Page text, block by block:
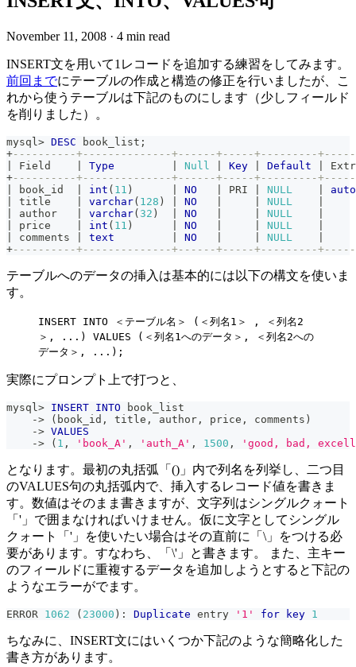
November 11, 2008 · 4 min read
INSERT文を用いて1レコードを追加する練習をしてみます。
前回までにテーブルの作成と構造の修正を行いましたが、こ
れから使うテーブルは下記のものにします（少しフィールド
を削りました）。
mysql> DESC book_list ;
+----------+--------------+------+-----+---------
Field Type Null Key Default
+----------+--------------+------+-----+---------
book_id int ( 11 ) NO PRI NULL
title varchar( 128 ) NO NULL
author varchar( 32 ) NO NULL
price int ( 11 ) NO NULL
comments text NO NULL
+----------+--------------+------+-----+---------
テーブルへのデータの挿入は基本的には以下の構文を使いま
す。
INSERT INTO ＜テーブル名＞ (＜列名1＞ , ＜列名2
＞, ...) VALUES (＜列名1へのデータ＞, ＜列名2への
データ＞, ...);
実際にプロンプト上で打つと、
mysql> INSERT INTO book_list
-> ( book_id , title , author , price , comments )
-> VALUES
-> ( 1 , 'book_A' , 'auth_A' , 1500 , 'good, bad,
となります。最初の丸括弧「()」内で列名を列挙し、二つ目
のVALUES句の丸括弧内で、挿入するレコード値を書きま
す。数値はそのまま書きますが、文字列はシングルクォート
「'」で囲まなければいけません。仮に文字としてシングル
クォート「'」を使いたい場合はその直前に「\」をつける必
要があります。すなわち、「\'」と書きます。 また、主キー
のフィールドに重複するデータを追加しようとすると下記の
ようなエラーがでます。
ERROR 1062 ( 23000 ) : Duplicate entry '1' for key 1
ちなみに、INSERT文にはいくつか下記のような簡略化した
書き方があります。